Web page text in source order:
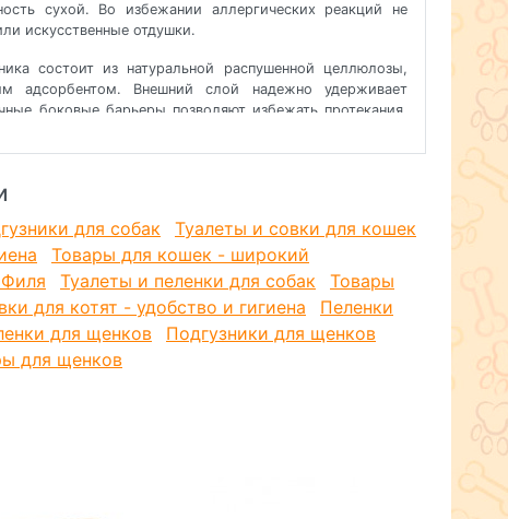
сухой. Во избежании аллергических реакций не
искусственные отдушки.
состоит из натуральной распушенной целлюлозы,
адсорбентом. Внешний слой надежно удерживает
боковые барьеры позволяют избежать протекания.
забавным рисунком.
36 30-46 2-4
33-48 4-7
51 37-54 7-15
для собак
Туалеты и совки для кошек
Товары для кошек - широкий
Туалеты и пеленки для собак
Товары
для котят - удобство и гигиена
Пеленки
для щенков
Подгузники для щенков
для щенков